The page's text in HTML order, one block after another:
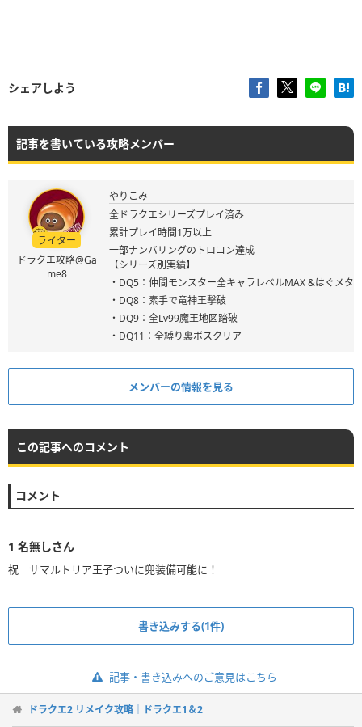
シェアしよう
記事を書いている攻略メンバー
ライター
ドラクエ攻略@Ga
me8
やりこみ
全ドラクエシリーズプレイ済み
累計プレイ時間1万以上
一部ナンバリングのトロコン達成
【シリーズ別実績】
・DQ5：仲間モンスター全キャラレベルMAX &はぐメタ
・DQ8：素手で竜神王撃破
・DQ9：全Lv99魔王地図踏破
・DQ11：全縛り裏ボスクリア
メンバーの情報を見る
この記事へのコメント
コメント
1 名無しさん
祝 サマルトリア王子ついに兜装備可能に！
書き込みする(1件)
記事・書き込みへのご意見はこちら
ドラクエ2 リメイク攻略｜ドラクエ1＆2